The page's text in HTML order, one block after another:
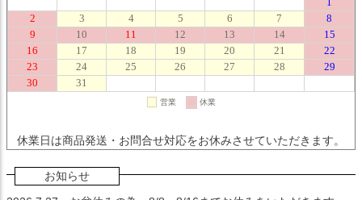
休業日は商品発送・お問合せ対応をお休みさせていただきます。
お知らせ